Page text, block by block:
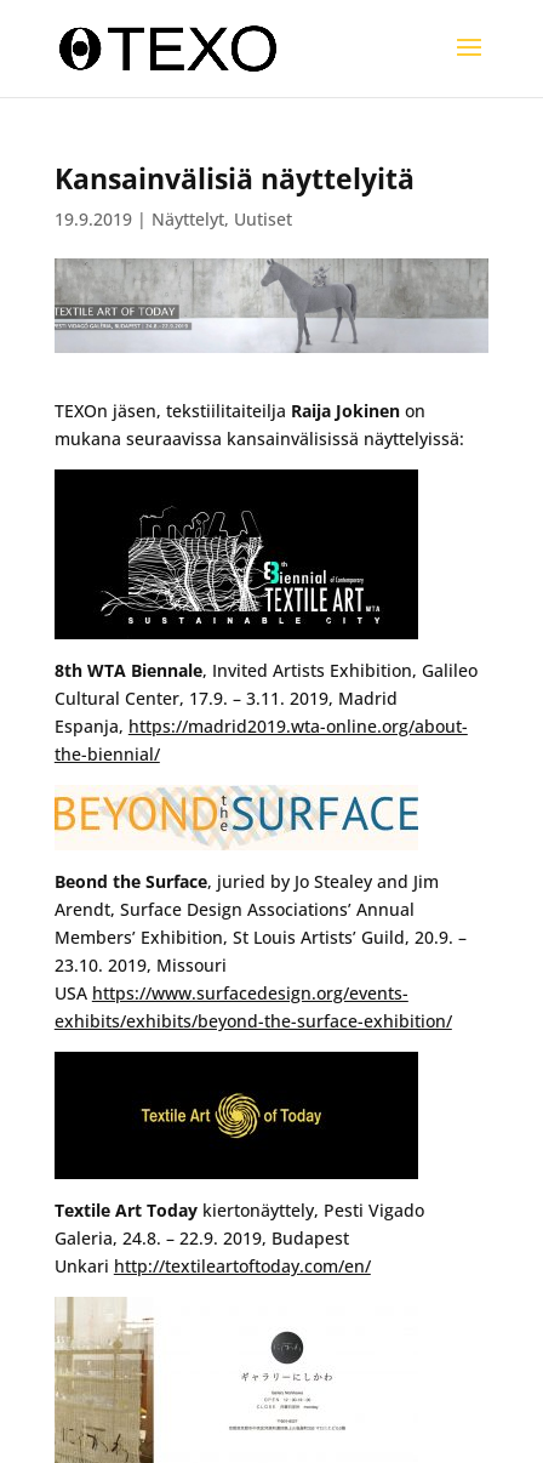
Kansainvälisiä näyttelyitä
19.9.2019| Näyttelyt, Uutiset
TEXOn jäsen, tekstiilitaiteilja Raija Jokinenon
mukana seuraavissa kansainvälisissä näyttelyissä:
8th WTA Biennale, Invited Artists Exhibition, Galileo
Cultural Center, 17.9. – 3.11. 2019, Madrid
Espanja, https://madrid2019.wta-online.org/about-
the-biennial/
Beond the Surface, juried by Jo Stealey and Jim
Arendt, Surface Design Associations’ Annual
Members’ Exhibition, St Louis Artists’ Guild, 20.9. –
23.10. 2019, Missouri
USA https://www.surfacedesign.org/events-
exhibits/exhibits/beyond-the-surface-exhibition/
Textile Art Todaykiertonäyttely, Pesti Vigado
Galeria, 24.8. – 22.9. 2019, Budapest
Unkari http://textileartoftoday.com/en/